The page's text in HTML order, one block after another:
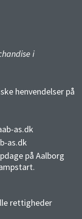
i
henvendelser på
as.dk
as.dk
på Aalborg
rettigheder